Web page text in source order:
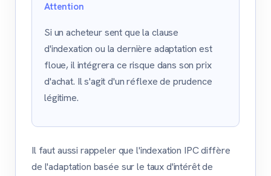
Attention
Si un acheteur sent que la clause
d'indexation ou la dernière adaptation est
floue, il intégrera ce risque dans son prix
d'achat. Il s'agit d'un réflexe de prudence
légitime.
Il faut aussi rappeler que l'indexation IPC diffère
de l'adaptation basée sur le taux d'intérêt de